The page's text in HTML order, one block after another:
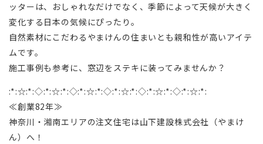
ッターは、おしゃれなだけでなく、季節によって天候が大きく
変化する日本の気候にぴったり。
自然素材にこだわるやまけんの住まいとも親和性が高いアイテ
ムです。
施工事例も参考に、窓辺をステキに装ってみませんか？
:*:☆:*:◇:*:☆:*:◇:*:☆:*:◇:*:☆:*:◇:*:☆:*:◇:*:☆:*:
≪創業82年≫
神奈川・湘南エリアの注文住宅は山下建設株式会社（やまけ
ん）へ！